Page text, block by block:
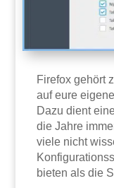
Firefox gehört
auf eure
Dazu dient
die Jahre
viele nicht
bieten als die